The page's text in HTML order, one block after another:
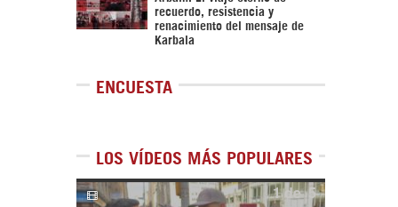
recuerdo, resistencia y
renacimiento del mensaje de
Karbala
ENCUESTA
LOS VÍDEOS MÁS POPULARES
1de5